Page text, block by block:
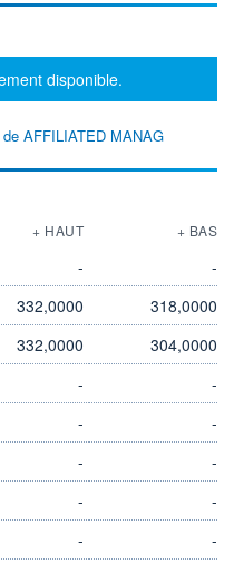
disponible.
AFFILIATED MANAG
+ HAUT + BAS
-
-
332,0000
318,0000
332,0000
304,0000
-
-
-
-
-
-
-
-
-
-